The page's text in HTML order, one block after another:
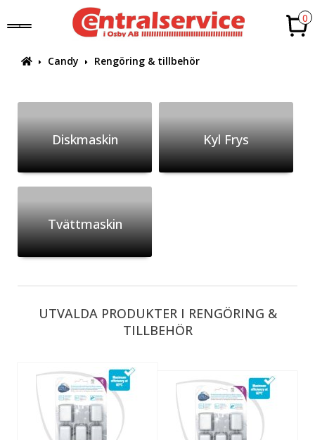
0
Candy Rengöring & tillbehör
Diskmaskin Kyl Frys
Tvättmaskin
UTVALDA PRODUKTER I RENGÖRING &
TILLBEHÖR